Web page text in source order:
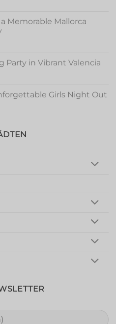
Memorable Mallorca
Party in Vibrant Valencia
Girls Night Out